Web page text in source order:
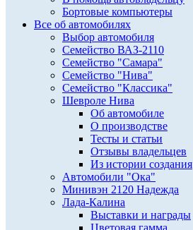
Бортовые компьютеры
Все об автомобилях
Выбор автомобиля
Семейство ВАЗ-2110
Семейство "Самара"
Семейство "Нива"
Семейство "Классика"
Шевроле Нива
Об автомобиле
О производстве
Тесты и статьи
Отзывы владельцев
Из истории создания
Автомобили "Ока"
Минивэн 2120 Надежда
Лада-Калина
Выставки и награды
Цветовая гамма